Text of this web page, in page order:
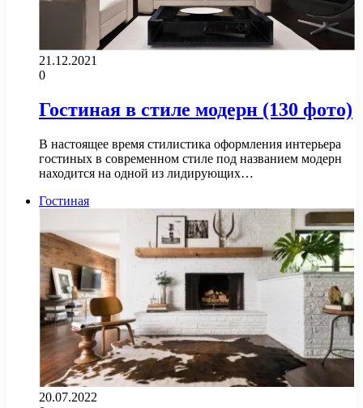
21.12.2021
0
Гостиная в стиле модерн (130 фото)
В настоящее время стилистика оформления интерьера
гостиных в современном стиле под названием модерн
находится на одной из лидирующих…
Гостиная
20.07.2022